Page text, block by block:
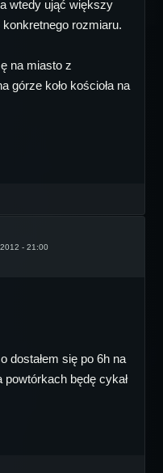
wtedy ująć większy
rozmiaru.
na miasto z
górze koło kościoła na
- 21:00
dostałem się po 6h na
będę cykał